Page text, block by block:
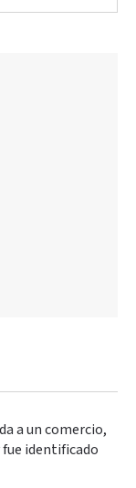
a un comercio,
identificado